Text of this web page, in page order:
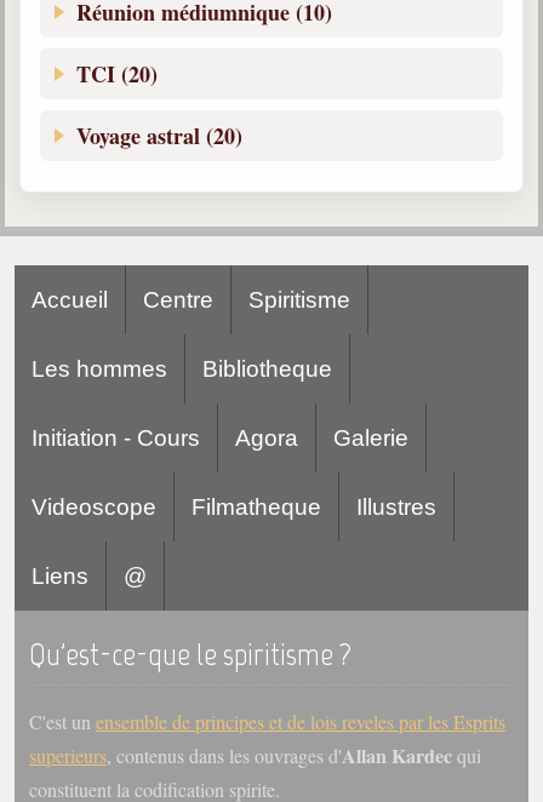
Réunion médiumnique (10)
TCI (20)
Voyage astral (20)
Accueil Centre Spiritisme
Les hommes Bibliotheque
Initiation - Cours Agora Galerie
Videoscope Filmatheque Illustres
Liens @
Qu'est-ce-que le spiritisme ?
C'est un ensemble de principes et de lois reveles par les Esprits
superieurs, contenus dans les ouvrages d'Allan Kardecqui
constituent la codification spirite.